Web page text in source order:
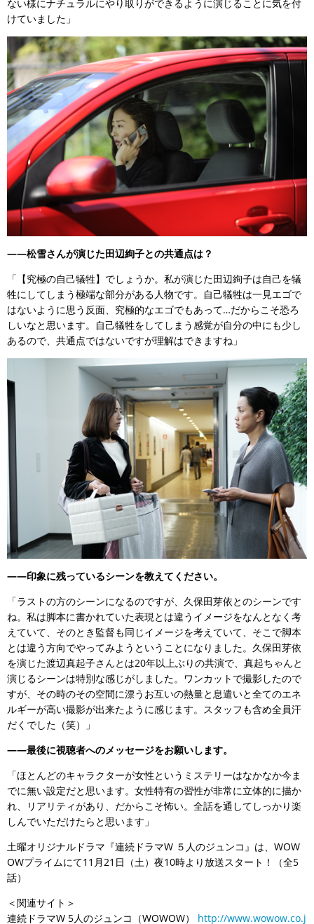
ない様にナチュラルにやり取りができるように演じることに気を付
けていました」
――松雪さんが演じた田辺絢子との共通点は？
「【究極の自己犠牲】でしょうか。私が演じた田辺絢子は自己を犠
牲にしてしまう極端な部分がある人物です。自己犠牲は一見エゴで
はないように思う反面、究極的なエゴでもあって…だからこそ恐ろ
しいなと思います。自己犠牲をしてしまう感覚が自分の中にも少し
あるので、共通点ではないですが理解はできますね」
――印象に残っているシーンを教えてください。
「ラストの方のシーンになるのですが、久保田芽依とのシーンです
ね。私は脚本に書かれていた表現とは違うイメージをなんとなく考
えていて、そのとき監督も同じイメージを考えていて、そこで脚本
とは違う方向でやってみようということになりました。久保田芽依
を演じた渡辺真起子さんとは20年以上ぶりの共演で、真起ちゃんと
演じるシーンは特別な感じがしました。ワンカットで撮影したので
すが、その時のその空間に漂うお互いの熱量と息遣いと全てのエネ
ルギーが高い撮影が出来たように感じます。スタッフも含め全員汗
だくでした（笑）」
――最後に視聴者へのメッセージをお願いします。
「ほとんどのキャラクターが女性というミステリーはなかなか今ま
でに無い設定だと思います。女性特有の習性が非常に立体的に描か
れ、リアリティがあり、だからこそ怖い。全話を通してしっかり楽
しんでいただけたらと思います」
土曜オリジナルドラマ『連続ドラマW ５人のジュンコ』は、WOW
OWプライムにて11月21日（土）夜10時より放送スタート！（全5
話）
＜関連サイト＞
連続ドラマW 5人のジュンコ（WOWOW） http://www.wowow.co.j